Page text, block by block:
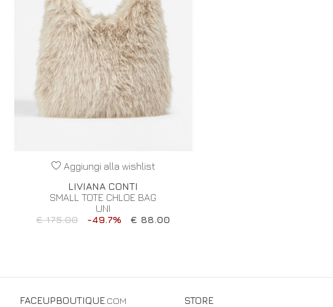
Aggiungi alla wishlist
LIVIANA CONTI
SMALL TOTE CHLOE BAG
UNI
€ 175.00
-49.7% € 88.00
FACEUPBOUTIQUE .COM STORE